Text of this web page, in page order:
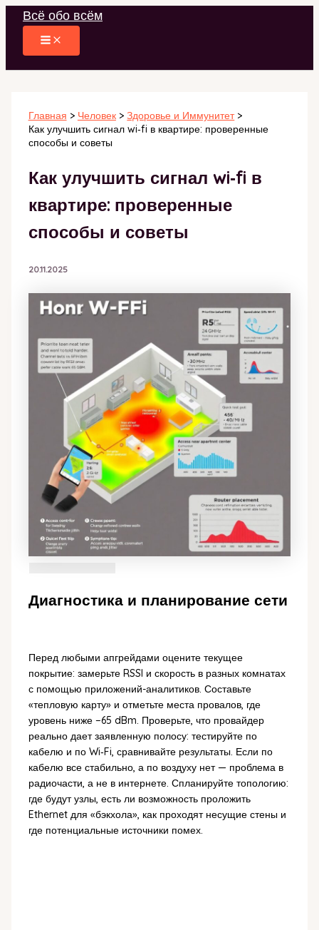
Перейти
содержимому
Всё обо всём
Главная Человек
Здоровье и Иммунитет
Как улучшить сигнал wi‑fi в квартире: проверенные
способы и советы
Как улучшить сигнал wi‑fi в
квартире: проверенные
способы и советы
20.11.2025
Диагностика и планирование сети
Перед любыми апгрейдами оцените текущее
покрытие: замерьте RSSI и скорость в разных комнатах
с помощью приложений-аналитиков. Составьте
«тепловую карту» и отметьте места провалов, где
уровень ниже −65 dBm. Проверьте, что провайдер
реально дает заявленную полосу: тестируйте по
кабелю и по Wi‑Fi, сравнивайте результаты. Если по
кабелю все стабильно, а по воздуху нет — проблема в
радиочасти, а не в интернете. Спланируйте топологию:
где будут узлы, есть ли возможность проложить
Ethernet для «бэкхола», как проходят несущие стены и
где потенциальные источники помех.